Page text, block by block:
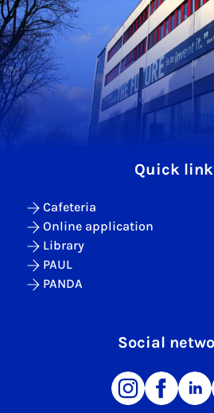
Quick
Cafeteria
Online application
Library
PAUL
PANDA
Social